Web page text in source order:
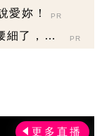
愛妳！ PR
細了，瘦
PR